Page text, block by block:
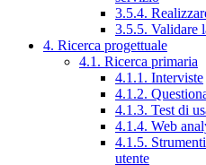
3.5.4.
3.5.5. Validare
4. Ricerca progettuale
4.1. Ricerca primaria
4.1.1. Interviste
4.1.2.
4.1.3. Test di
4.1.4. Web
4.1.5.
utente